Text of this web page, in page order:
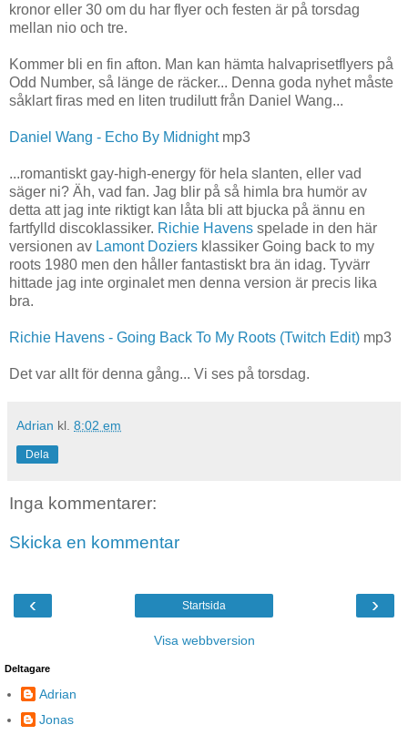
kronor eller 30 om du har flyer och festen är på torsdag
mellan nio och tre.
Kommer bli en fin afton. Man kan hämta halvaprisetflyers på
Odd Number, så länge de räcker... Denna goda nyhet måste
såklart firas med en liten trudilutt från Daniel Wang...
Daniel Wang - Echo By Midnightmp3
...romantiskt gay-high-energy för hela slanten, eller vad
säger ni? Äh, vad fan. Jag blir på så himla bra humör av
detta att jag inte riktigt kan låta bli att bjucka på ännu en
fartfylld discoklassiker. Richie Havens spelade in den här
versionen av Lamont Doziers klassiker Going back to my
roots 1980 men den håller fantastiskt bra än idag. Tyvärr
hittade jag inte orginalet men denna version är precis lika
bra.
Richie Havens - Going Back To My Roots (Twitch Edit) mp3
Det var allt för denna gång... Vi ses på torsdag.
Adrian kl. 8:02 em
Dela
Inga kommentarer:
Skicka en kommentar
‹ ›
Startsida
Visa webbversion
Deltagare
Adrian
Jonas